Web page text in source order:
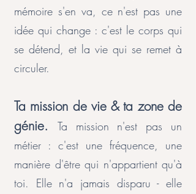
mémoire s'en va, ce n'est pas une
idée qui change : c'est le corps qui
se détend, et la vie qui se remet à
circuler.
Ta mission de vie & ta zone de
génie.
Ta mission n'est pas un
métier : c'est une fréquence, une
manière d'être qui n'appartient qu'à
toi. Elle n'a jamais disparu - elle